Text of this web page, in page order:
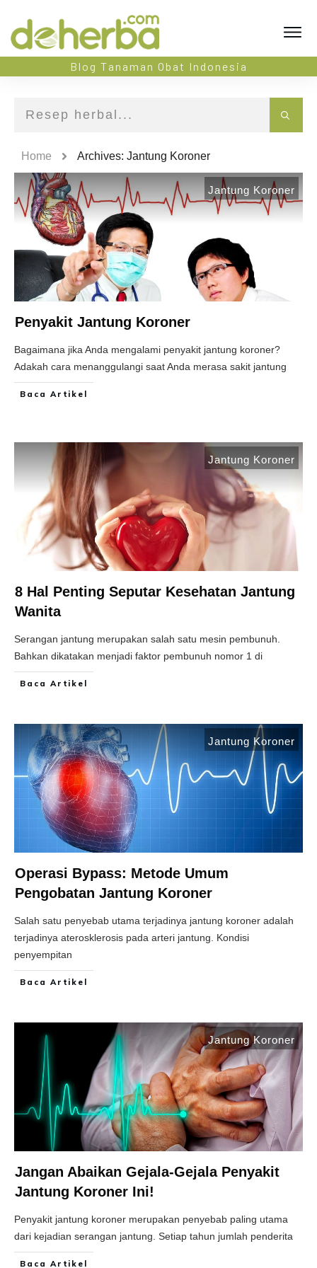
Blog Tanaman Obat Indonesia
Home Archives: Jantung Koroner
Jantung Koroner
Penyakit Jantung Koroner
Bagaimana jika Anda mengalami penyakit jantung koroner?
Adakah cara menanggulangi saat Anda merasa sakit jantung
Baca Artikel
Jantung Koroner
8 Hal Penting Seputar Kesehatan Jantung
Wanita
Serangan jantung merupakan salah satu mesin pembunuh.
Bahkan dikatakan menjadi faktor pembunuh nomor 1 di
Baca Artikel
Jantung Koroner
Operasi Bypass: Metode Umum
Pengobatan Jantung Koroner
Salah satu penyebab utama terjadinya jantung koroner adalah
terjadinya aterosklerosis pada arteri jantung. Kondisi
penyempitan
Baca Artikel
Jantung Koroner
Jangan Abaikan Gejala-Gejala Penyakit
Jantung Koroner Ini!
Penyakit jantung koroner merupakan penyebab paling utama
dari kejadian serangan jantung. Setiap tahun jumlah penderita
Baca Artikel